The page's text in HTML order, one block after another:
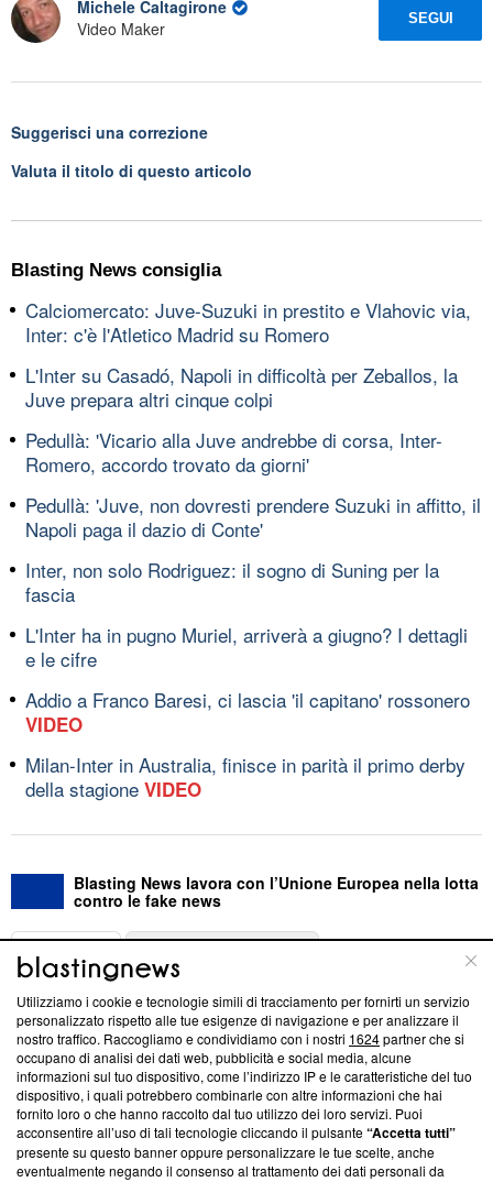
Michele Caltagirone
Video Maker
SEGUI
Suggerisci una correzione
Valuta il titolo di questo articolo
Blasting News consiglia
Calciomercato: Juve-Suzuki in prestito e Vlahovic via,
Inter: c'è l'Atletico Madrid su Romero
L'Inter su Casadó, Napoli in difficoltà per Zeballos, la
Juve prepara altri cinque colpi
Pedullà: 'Vicario alla Juve andrebbe di corsa, Inter-
Romero, accordo trovato da giorni'
Pedullà: 'Juve, non dovresti prendere Suzuki in affitto, il
Napoli paga il dazio di Conte'
Inter, non solo Rodriguez: il sogno di Suning per la
fascia
L'Inter ha in pugno Muriel, arriverà a giugno? I dettagli
e le cifre
Addio a Franco Baresi, ci lascia 'il capitano' rossonero
VIDEO
Milan-Inter in Australia, finisce in parità il primo derby
della stagione VIDEO
Blasting News lavora con l’Unione Europea nella lotta
contro le fake news
ABOUT
Questa sezione offre informazioni trasparenti su Blasting
News, sui nostri processi editoriali e su come ci impegniamo a
creare news di qualità. Inoltre, afferma la nostra aderenza a
‘Trust Project - News with Integrity’Blasting News non è
ancora membro del programma, ma ha richiesto di farne
parte; Trust Project non ha ancora effettuato una verifica di
conformità agli standard.
Utilizziamo i cookie e tecnologie simili di tracciamento per fornirti un servizio
personalizzato rispetto alle tue esigenze di navigazione e per analizzare il
nostro traffico. Raccogliamo e condividiamo con i nostri 1624partner che si
occupano di analisi dei dati web, pubblicità e social media, alcune
informazioni sul tuo dispositivo, come l’indirizzo IP e le caratteristiche del tuo
dispositivo, i quali potrebbero combinarle con altre informazioni che hai
fornito loro o che hanno raccolto dal tuo utilizzo dei loro servizi. Puoi
acconsentire all’uso di tali tecnologie cliccando il pulsante“Accetta tutti”
presente su questo banner oppure personalizzare le tue scelte, anche
eventualmente negando il consenso al trattamento dei dati personali da